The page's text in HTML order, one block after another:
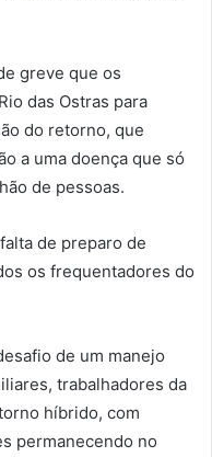
greve que os
das Ostras para
do retorno, que
a uma doença que só
de pessoas.
de preparo de
os frequentadores do
de um manejo
trabalhadores da
híbrido, com
permanecendo no